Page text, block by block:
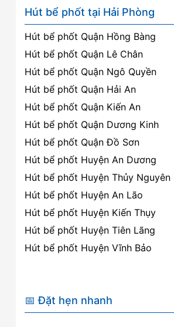
Hút bể phốt tại Hải Phòng
Hút bể phốt Quận Hồng Bàng
Hút bể phốt Quận Lê Chân
Hút bể phốt Quận Ngô Quyền
Hút bể phốt Quận Hải An
Hút bể phốt Quận Kiến An
Hút bể phốt Quận Dương Kinh
Hút bể phốt Quận Đồ Sơn
Hút bể phốt Huyện An Dương
Hút bể phốt Huyện Thủy Nguyên
Hút bể phốt Huyện An Lão
Hút bể phốt Huyện Kiến Thụy
Hút bể phốt Huyện Tiên Lãng
Hút bể phốt Huyện Vĩnh Bảo
📅 Đặt hẹn nhanh